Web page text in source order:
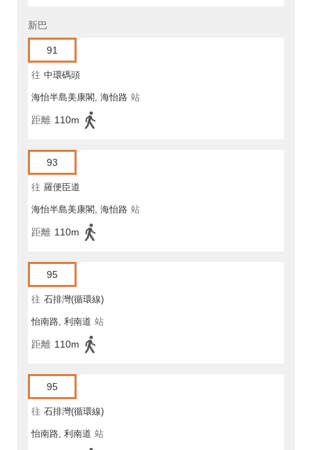
新巴
91
往 中環碼頭
海怡半島美康閣, 海怡路 站
距離 110m
93
往 羅便臣道
海怡半島美康閣, 海怡路 站
距離 110m
95
往 石排灣(循環線)
怡南路, 利南道 站
距離 110m
95
往 石排灣(循環線)
怡南路, 利南道 站